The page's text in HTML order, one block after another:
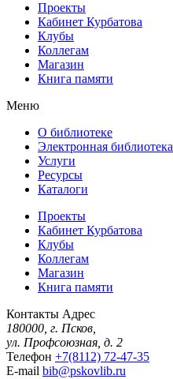
Проекты
Кабинет Курбатова
Клубы
Коллегам
Магазин
Книга памяти
Меню
О библиотеке
Электронная библиотека
Услуги
Ресурсы
Каталоги
Проекты
Кабинет Курбатова
Клубы
Коллегам
Магазин
Книга памяти
Контакты Адрес
180000, г. Псков,
ул. Профсоюзная, д. 2
Телефон +7(8112) 72-47-35
E-mail bib@pskovlib.ru